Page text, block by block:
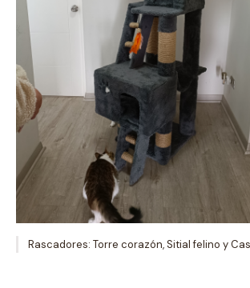
Rascadores: Torre corazón, Sitial felino y